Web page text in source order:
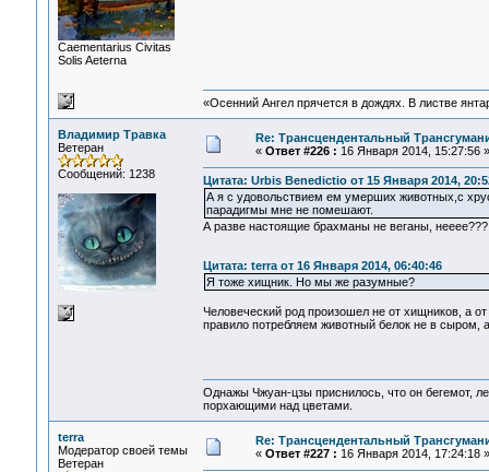
Сaementarius Civitas
Solis Aeterna
«Осенний Ангел прячется в дождях. В листве
Владимир Травка
Ветеран
Сообщений: 1238
Re: Трансцендентальный
« Ответ #226 : 16 Января 2014, 15:27:56 »
Цитата: Urbis Benedictio от 15 Января 2014,
А я с удовольствием ем умерших животных,с
парадигмы мне не помешают.
А разве настоящие брахманы не веганы, нееее???
Цитата: terra от 16 Января 2014, 06:40:46
Я тоже хищник. Но мы же разумные?
Человеческий род произошел не от хищников, а
правило потребляем животный белок не в сыром,
Однажы Чжуан-цзы приснилось, что он бегемот,
порхающими над цветами.
terra
Модератор своей темы
Ветеран
Re: Трансцендентальный
« Ответ #227 : 16 Января 2014, 17:24:18 »